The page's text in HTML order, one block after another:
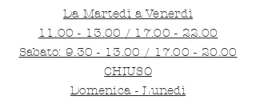
Da Martedì a Venerdì
11.00 - 13.00 / 17.00 - 22.00
​​Sabato: 9.30 - 13.00 / 17.00 - 20.00
CHIUSO
Domenica - Lunedì